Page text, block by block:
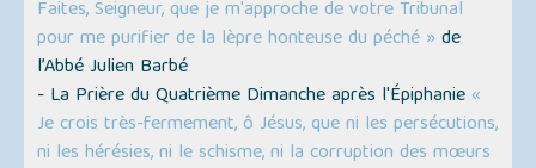
Faites, Seigneur, que je m'approche de votre Tribunal
pour me purifier de la lèpre honteuse du péché » de
l’Abbé Julien Barbé
- La Prière du Quatrième Dimanche après l'Épiphanie «
Je crois très-fermement, ô Jésus, que ni les persécutions,
ni les hérésies, ni le schisme, ni la corruption des mœurs